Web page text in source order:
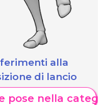
alla
di lancio
pose nella